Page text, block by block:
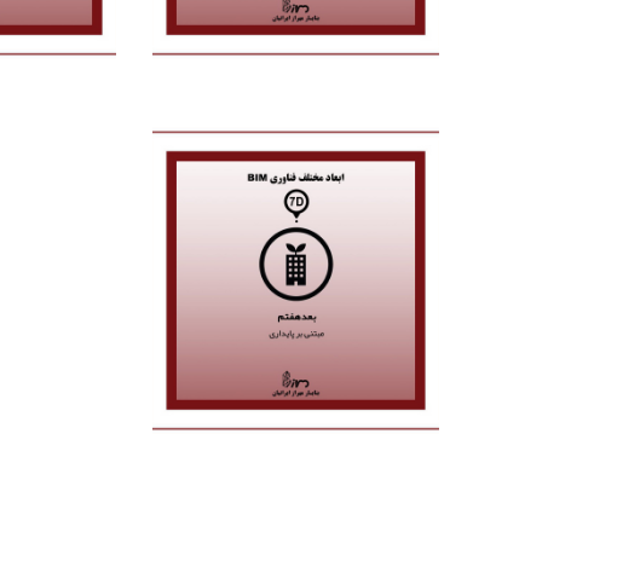
بعد هفتم
با اضافه کردن و بهینه کردن مدلهای
مبتنی بر بیم برای استفاده در پایدار
سازی پروژه ها و رویکردهای پروژه
های سبز وارد بُعد هفتم بیم میشویم.
(مبتنی بر پایداری)